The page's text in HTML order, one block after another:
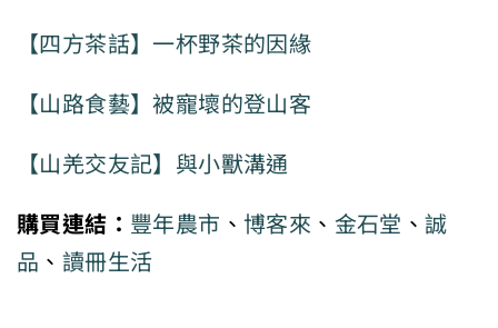
【四方茶話】一杯野茶的因緣
【山路食藝】被寵壞的登山客
【山羌交友記】與小獸溝通
購買連結：豐年農市、博客來、金石堂、誠
品、讀冊生活